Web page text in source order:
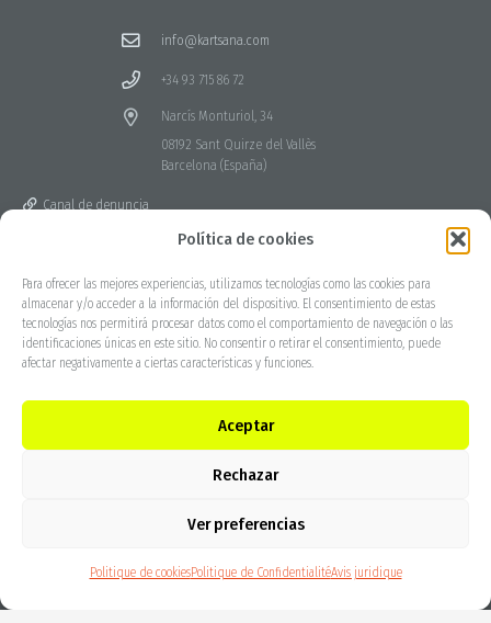
Política de cookies
Para ofrecer las mejores experiencias, utilizamos tecnologías como las cookies para
almacenar y/o acceder a la información del dispositivo. El consentimiento de estas
tecnologías nos permitirá procesar datos como el comportamiento de navegación o las
identificaciones únicas en este sitio. No consentir o retirar el consentimiento, puede
afectar negativamente a ciertas características y funciones.
Aceptar
Rechazar
Ver preferencias
Politique de cookiesPolitique de ConfidentialitéAvis juridique
info@kartsana.com
+34 93 715 86 72
Narcís Monturiol, 34
08192 Sant Quirze del Vallès
Barcelona (España)
Canal de denuncia